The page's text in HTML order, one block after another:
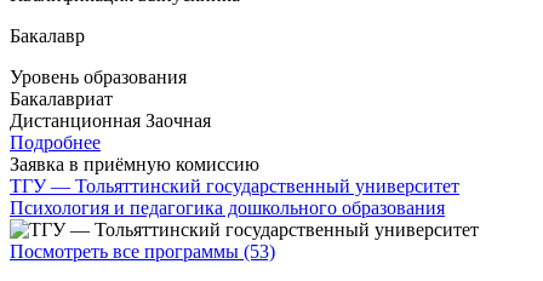
Бакалавр
Уровень образования
Бакалавриат
Дистанционная Заочная
Подробнее
Заявка в приёмную комиссию
ТГУ — Тольяттинский государственный университет
Психология и педагогика дошкольного образования
Посмотреть все программы (53)